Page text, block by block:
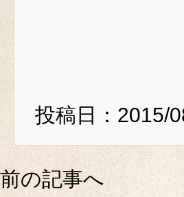
投稿日：2015/
前の記事へ